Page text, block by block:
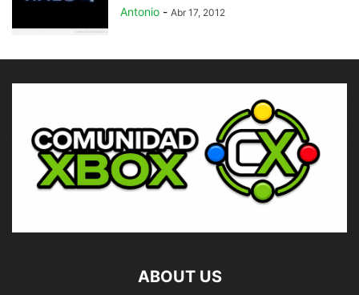
Antonio - Abr 17, 2012
ABOUT US